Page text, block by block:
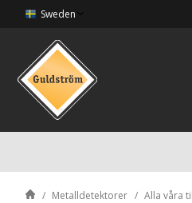
Sweden
Metalldetektorer Alla våra